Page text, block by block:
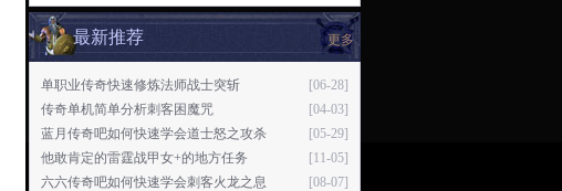
更多
最新推荐
[06-28]
单职业传奇快速修炼法师战士突斩
[04-03]
传奇单机简单分析刺客困魔咒
[05-29]
蓝月传奇吧如何快速学会道士怒之攻杀
[11-05]
他敢肯定的雷霆战甲女+的地方任务
[08-07]
六六传奇吧如何快速学会刺客火龙之息